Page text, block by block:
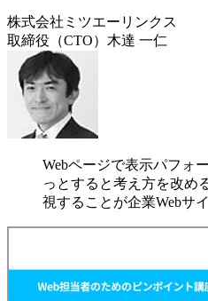
株式会社ミツエーリンクス
取締役（CTO）木達 一仁
Webページで表示パフォ
っとすると考え方を改め
視することが企業Webサ